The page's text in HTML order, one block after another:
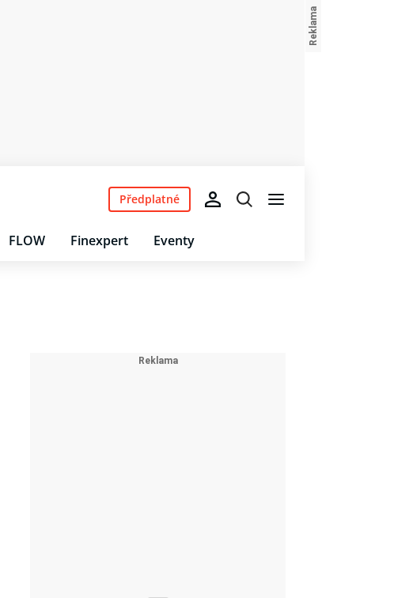
FLOW Finexpert Eventy
Předplatné